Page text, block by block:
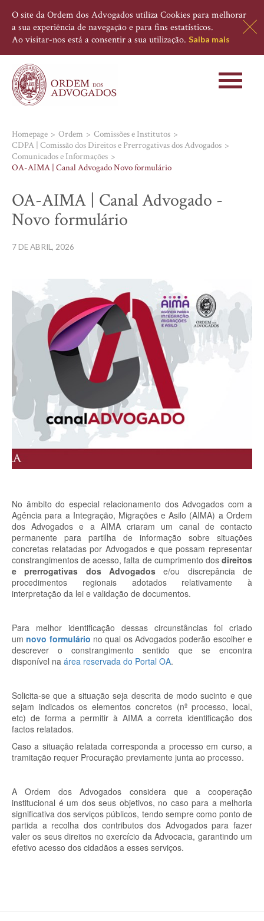
O site da Ordem dos Advogados utiliza Cookies para melhorar
a sua experiência de navegação e para fins estatísticos.
Ao visitar-nos está a consentir a sua utilização. Saiba mais
Toggle
Homepage Ordem
Comissões e Institutos
CDPA | Comissão dos Direitos e Prerrogativas dos Advogados
Comunicados e Informações
OA-AIMA | Canal Advogado Novo formulário
OA-AIMA | Canal Advogado -
Novo formulário
7 DE ABRIL, 2026
No âmbito do especial relacionamento dos Advogados com a
Agência para a Integração, Migrações e Asilo (AIMA) a Ordem
dos Advogados e a AIMA criaram um canal de contacto
permanente para partilha de informação sobre situações
concretas relatadas por Advogados e que possam representar
constrangimentos de acesso, falta de cumprimento dos direitos
e prerrogativas dos Advogados
e/ou discrepância de
procedimentos regionais adotados relativamente à
interpretação da lei e validação de documentos.
Para melhor identificação dessas circunstâncias foi criado
um novo formulário no qual os Advogados poderão escolher e
descrever o constrangimento sentido que se encontra
disponível na área reservada do Portal OA.
Solicita-se que a situação seja descrita de modo sucinto e que
sejam indicados os elementos concretos (nº processo, local,
etc) de forma a permitir à AIMA a correta identificação dos
factos relatados.
Caso a situação relatada corresponda a processo em curso, a
tramitação requer Procuração previamente junta ao processo.
A Ordem dos Advogados considera que a cooperação
institucional é um dos seus objetivos, no caso para a melhoria
significativa dos serviços públicos, tendo sempre como ponto de
partida a recolha dos contributos dos Advogados para fazer
valer os seus direitos no exercício da Advocacia, garantindo um
efetivo acesso dos cidadãos a esses serviços.